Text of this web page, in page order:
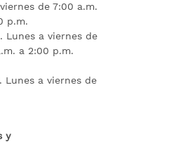
de 7:00 a.m.
p.m.
Lunes a viernes de
a 2:00 p.m.
Lunes a viernes de
y